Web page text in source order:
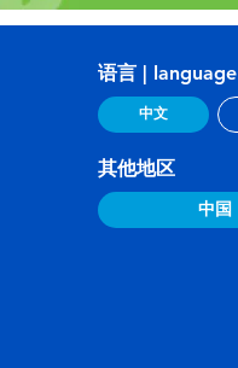
语言 | language
中文
其他地区
中国